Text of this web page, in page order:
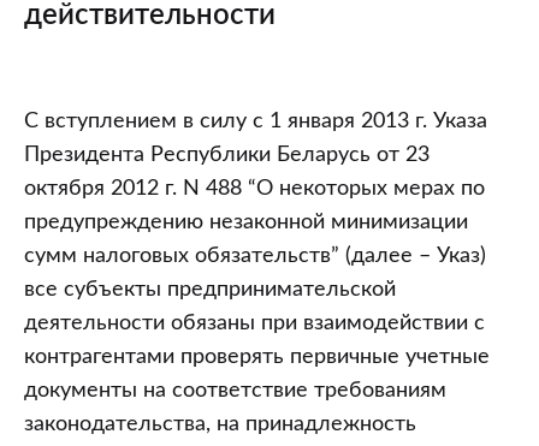
действительности
Если
первичный
учетный
документ
не
соответствует
действительности
С вступлением в силу с 1 января 2013 г. Указа
Президента Республики Беларусь от 23
октября 2012 г. N 488 “О некоторых мерах по
предупреждению незаконной минимизации
сумм налоговых обязательств” (далее – Указ)
все субъекты предпринимательской
деятельности обязаны при взаимодействии с
контрагентами проверять первичные учетные
документы на соответствие требованиям
законодательства, на принадлежность